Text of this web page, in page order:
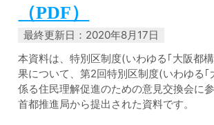
（PDF）
最終更新日：2020年8月17日
本資料は、特別区制度(いわゆる｢大阪都
果について、第2回特別区制度(いわゆる｢
係る住民理解促進のための意見交換会に
首都推進局から提出された資料です。